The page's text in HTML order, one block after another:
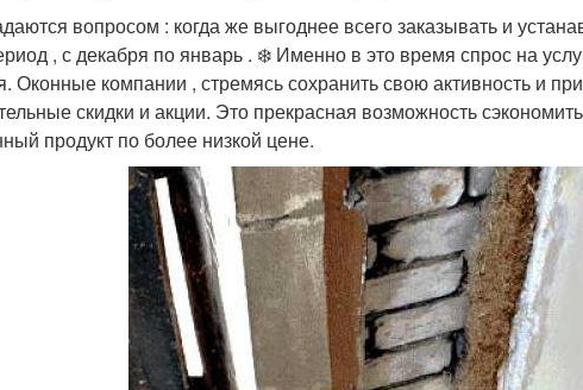
вопросом : когда же выгоднее всего заказывать и
, с декабря по январь . ❄️ Именно в это время спрос на
Оконные компании , стремясь сохранить свою активность и
скидки и акции. Это прекрасная возможность
продукт по более низкой цене.